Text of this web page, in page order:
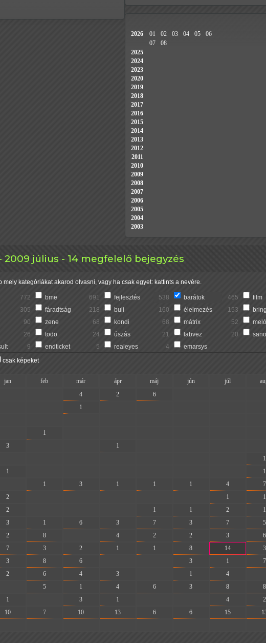
2009 július - 14 megfelelő bejegyzés
mely kategóriákat akarod olvasni, vagy ha csak egyet: kattints a nevére.
772 bme 691 fejlesztés 538 barátok 465 film
305 fáradtság 218 buli 160 élelmezés 153
90 zene 68 kondi 68 mátrix 52 meló
26 todo 24 úszás 21 labvez 20
9 endticket 5 realeyes 4
emarsys
csak képeket
jan feb már ápr máj jún júl
4 2 6
1
1
3 1
1
1 1
1 3 1 1 1 4 7
2 1 1
2 1 1 2 1
3 1 6 3 7 3 7 5
2 8 4 2 2 3 6
7 3 2 1 1 8 14 3
3 8 6 3 1 7
2 6 4 3 1 4
5 1 4 6 3 8 8
1 3 1 4 2
10 7 10 13 6 6 15
2026 01 02 03 04 05
06
07
08
2025
2024
2023
2020
2019
2018
2017
2016
2015
2014
2013
2012
2011
2010
2009
2008
2007
2006
2005
2004
2003